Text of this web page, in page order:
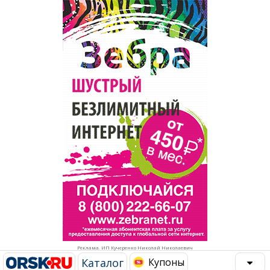
Реклама. ИП Кучеренко Николай Николаевич
Каталог Купоны
Рестораны, кафе, бары
Развлечения и отдых
Спорт Фитнес
Недвижимость
Красота Косметология
Торговля
Бизнес и финансы
Юристы, Экспертиза, Страхование
Ремонт
Социальные организации
Это интересно
Администрация
Популярное →